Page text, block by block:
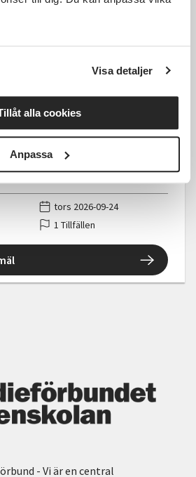
Visa detaljer
alla cookies
Anpassa
folk och fä
179 SEK
tors 2026-09-24
1 Tillfällen
- Vi är en central